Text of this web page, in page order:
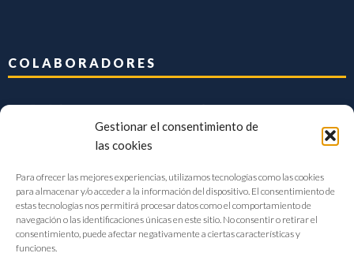
Gestionar el consentimiento de
las cookies
Para ofrecer las mejores experiencias, utilizamos tecnologías como las cookies
para almacenar y/o acceder a la información del dispositivo. El consentimiento de
estas tecnologías nos permitirá procesar datos como el comportamiento de
navegación o las identificaciones únicas en este sitio. No consentir o retirar el
consentimiento, puede afectar negativamente a ciertas características y
funciones.
COLABORADORES